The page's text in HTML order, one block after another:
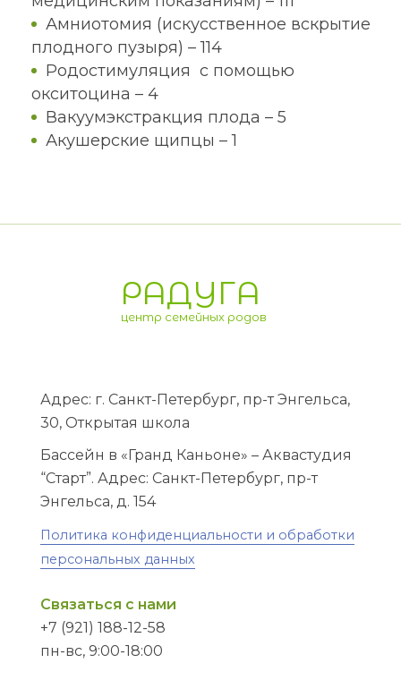
Амниотомия (искусственное вскрытие
плодного пузыря) – 114
Родостимуляция с помощью
окситоцина – 4
Вакуумэкстракция плода – 5
Акушерские щипцы – 1
РАДУГА
центр семейных родов
Адрес: г. Санкт-Петербург, пр-т Энгельса,
30, Открытая школа
Бассейн в «Гранд Каньоне» – Аквастудия
“Старт”. Адрес: Санкт-Петербург, пр-т
Энгельса, д. 154
Политика конфиденциальности и обработки
персональных данных
Связаться с нами
+7 (921) 188-12-58
пн-вс, 9:00-18:00